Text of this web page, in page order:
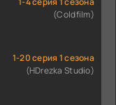
(Coldfilm)
1-20 серия 1 сезона
(HDrezka Studio)